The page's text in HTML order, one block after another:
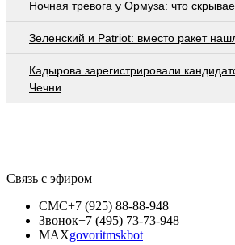
Ночная тревога у Ормуза: что
Зеленский и Patriot: вместо ракет
Кадырова зарегистрировали
Чечни
Связь с эфиром
СМС+7 (925) 88-88-948
Звонок+7 (495) 73-73-948
MAXgovoritmskbot